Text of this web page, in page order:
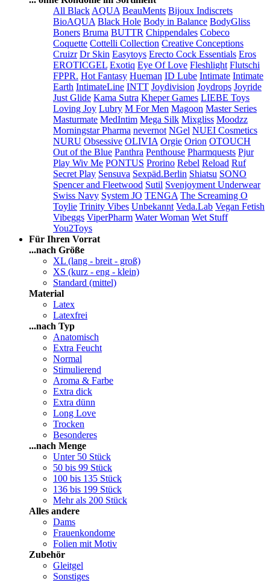
All Black AQUA BeauMents Bijoux Indiscrets
BioAQUA Black Hole Body in Balance BodyGliss
Boners Bruma BUTTR Chippendales Cobeco
Coquette Cottelli Collection Creative Conceptions
Cruizr Dr Skin Easytoys Erecto Cock Essentials Eros
EROTICGEL Exotiq Eye Of Love Fleshlight Flutschi
FPPR. Hot Fantasy Hueman ID Lube Intimate Intimate
Earth IntimateLine INTT Joydivision Joydrops Joyride
Just Glide Kama Sutra Kheper Games LIEBE Toys
Loving Joy Lubry M For Men Magoon Master Series
Masturmate MedIntim Mega Silk Mixgliss Moodzz
Morningstar Pharma nevernot NGel NUEI Cosmetics
NURU Obsessive OLIVIA Orgie Orion OTOUCH
Out of the Blue Panthra Penthouse Pharmquests Pjur
Play Wiv Me PONTUS Prorino Rebel Reload Ruf
Secret Play Sensuva Sexpäd.Berlin Shiatsu SONO
Spencer and Fleetwood Sutil Svenjoyment Underwear
Swiss Navy System JO TENGA The Screaming O
Toylie Trinity Vibes Unbekannt Veda.Lab Vegan Fetish
Vibeggs ViperPharm Water Woman Wet Stuff
You2Toys
Für Ihren Vorrat
...nach Größe
XL (lang - breit - groß)
XS (kurz - eng - klein)
Standard (mittel)
Material
Latex
Latexfrei
...nach Typ
Anatomisch
Extra Feucht
Normal
Stimulierend
Aroma & Farbe
Extra dick
Extra dünn
Long Love
Trocken
Besonderes
...nach Menge
Unter 50 Stück
50 bis 99 Stück
100 bis 135 Stück
136 bis 199 Stück
Mehr als 200 Stück
Alles andere
Dams
Frauenkondome
Folien mit Motiv
Zubehör
Gleitgel
Sonstiges